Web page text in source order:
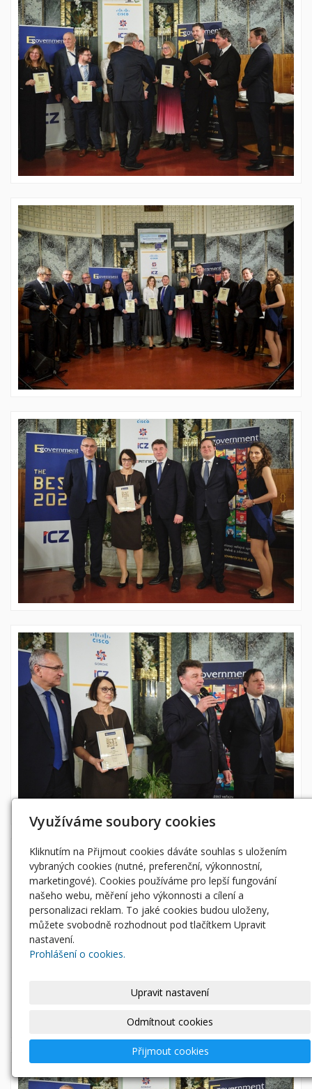
Využíváme soubory cookies
Kliknutím na Přijmout cookies dáváte souhlas s uložením
vybraných cookies (nutné, preferenční, výkonnostní,
marketingové). Cookies používáme pro lepší fungování
našeho webu, měření jeho výkonnosti a cílení a
personalizaci reklam. To jaké cookies budou uloženy,
můžete svobodně rozhodnout pod tlačítkem Upravit
nastavení.
Prohlášení o cookies.
Upravit nastavení
Odmítnout cookies
Přijmout cookies